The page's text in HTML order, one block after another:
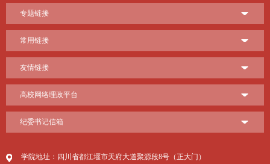
专题链接
常用链接
友情链接
高校网络理政平台
纪委书记信箱
学院地址：四川省都江堰市天府大道聚源段8号（正大门）